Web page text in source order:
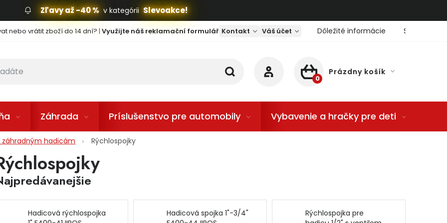
Zľavy až -40 % v kategórii Slevoakce!
nebo vrátit zboží do 14 dní? | Využijte náš reklamační formulář Kontakt Váš účet Dôležité informácie Servis
NÁKUPNÝ KOŠÍK
Prázdny košík
Záhrada Príslušenstvo pre automobily Vybavenie a hračky pre deti
záhradným hadicám Rýchlospojky
Hadicová rýchlospojka
Hadicová spojka 1"-3/4"
Rýchlospojka pre